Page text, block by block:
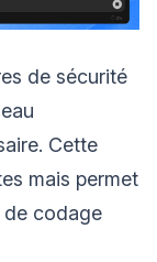
de sécurité
Cette
mais permet
de codage